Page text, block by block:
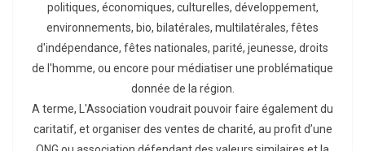
politiques, économiques, culturelles, développement,
environnements, bio, bilatérales, multilatérales, fêtes
d'indépendance, fêtes nationales, parité, jeunesse, droits
de l'homme, ou encore pour médiatiser une problématique
donnée de la région.
A terme, L'Association voudrait pouvoir faire également du
caritatif, et organiser des ventes de charité, au profit d’une